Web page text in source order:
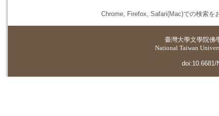
Chrome, Firefox, Safari(Mac)での検索を
臺灣大學文學院佛
National Taiwan
doi:10.6681/